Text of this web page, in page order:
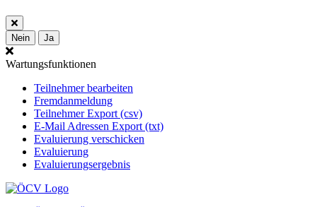
Nein Ja
Wartungsfunktionen
Teilnehmer bearbeiten
Fremdanmeldung
Teilnehmer Export (csv)
E-Mail Adressen Export (txt)
Evaluierung verschicken
Evaluierung
Evaluierungsergebnis